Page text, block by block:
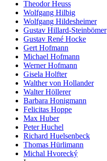
Theodor Heuss
Wolfgang Hilbig
Wolfgang Hildesheimer
Gustav Hillard-Steinbömer
Gustav René Hocke
Gert Hofmann
Michael Hofmann
Werner Hofmann
Gisela Holfter
Walther von Hollander
Walter Höllerer
Barbara Honigmann
Felicitas Hoppe
Max Huber
Peter Huchel
Richard Huelsenbeck
Thomas Hürlimann
Michal Hvorecký